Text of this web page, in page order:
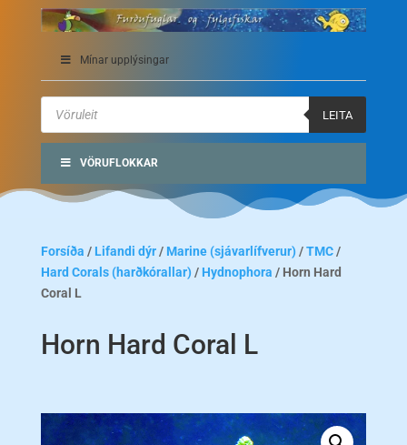
Mínar upplýsingar
Products
search
LEITA
VÖRUFLOKKAR
Forsíða / Lifandi dýr/ Marine (sjávarlífverur) /TMC/
Hard Corals (harðkórallar) / Hydnophora / Horn Hard
Coral L
Horn Hard Coral L